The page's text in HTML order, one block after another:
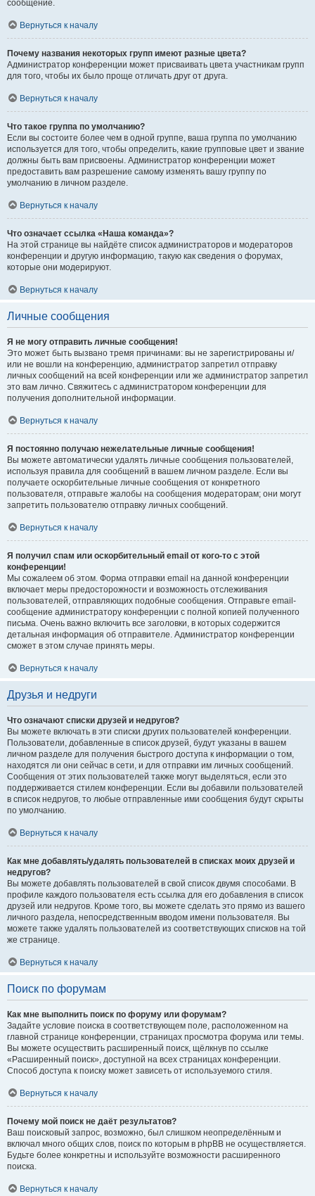
сообщение.
Вернуться к началу
Почему названия некоторых групп имеют разные цвета?
Администратор конференции может присваивать цвета участникам групп
для того, чтобы их было проще отличать друг от друга.
Вернуться к началу
Что такое группа по умолчанию?
Если вы состоите более чем в одной группе, ваша группа по умолчанию
используется для того, чтобы определить, какие групповые цвет и звание
должны быть вам присвоены. Администратор конференции может
предоставить вам разрешение самому изменять вашу группу по
умолчанию в личном разделе.
Вернуться к началу
Что означает ссылка «Наша команда»?
На этой странице вы найдёте список администраторов и модераторов
конференции и другую информацию, такую как сведения о форумах,
которые они модерируют.
Вернуться к началу
Личные сообщения
Я не могу отправить личные сообщения!
Это может быть вызвано тремя причинами: вы не зарегистрированы и/
или не вошли на конференцию, администратор запретил отправку
личных сообщений на всей конференции или же администратор запретил
это вам лично. Свяжитесь с администратором конференции для
получения дополнительной информации.
Вернуться к началу
Я постоянно получаю нежелательные личные сообщения!
Вы можете автоматически удалять личные сообщения пользователей,
используя правила для сообщений в вашем личном разделе. Если вы
получаете оскорбительные личные сообщения от конкретного
пользователя, отправьте жалобы на сообщения модераторам; они могут
запретить пользователю отправку личных сообщений.
Вернуться к началу
Я получил спам или оскорбительный email от кого-то с этой
конференции!
Мы сожалеем об этом. Форма отправки email на данной конференции
включает меры предосторожности и возможность отслеживания
пользователей, отправляющих подобные сообщения. Отправьте email-
сообщение администратору конференции с полной копией полученного
письма. Очень важно включить все заголовки, в которых содержится
детальная информация об отправителе. Администратор конференции
сможет в этом случае принять меры.
Вернуться к началу
Друзья и недруги
Что означают списки друзей и недругов?
Вы можете включать в эти списки других пользователей конференции.
Пользователи, добавленные в список друзей, будут указаны в вашем
личном разделе для получения быстрого доступа к информации о том,
находятся ли они сейчас в сети, и для отправки им личных сообщений.
Сообщения от этих пользователей также могут выделяться, если это
поддерживается стилем конференции. Если вы добавили пользователей
в список недругов, то любые отправленные ими сообщения будут скрыты
по умолчанию.
Вернуться к началу
Как мне добавлять/удалять пользователей в списках моих друзей и
недругов?
Вы можете добавлять пользователей в свой список двумя способами. В
профиле каждого пользователя есть ссылка для его добавления в список
друзей или недругов. Кроме того, вы можете сделать это прямо из вашего
личного раздела, непосредственным вводом имени пользователя. Вы
можете также удалять пользователей из соответствующих списков на той
же странице.
Вернуться к началу
Поиск по форумам
Как мне выполнить поиск по форуму или форумам?
Задайте условие поиска в соответствующем поле, расположенном на
главной странице конференции, страницах просмотра форума или темы.
Вы можете осуществить расширенный поиск, щёлкнув по ссылке
«Расширенный поиск», доступной на всех страницах конференции.
Способ доступа к поиску может зависеть от используемого стиля.
Вернуться к началу
Почему мой поиск не даёт результатов?
Ваш поисковый запрос, возможно, был слишком неопределённым и
включал много общих слов, поиск по которым в phpBB не осуществляется.
Будьте более конкретны и используйте возможности расширенного
поиска.
Вернуться к началу